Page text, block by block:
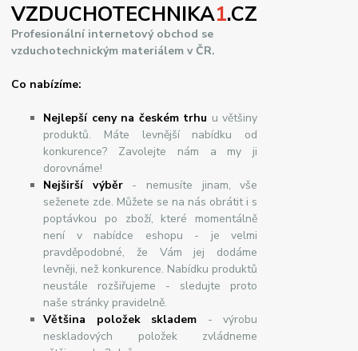
VZDUCHOTECHNIKA1.CZ
Profesionální internetový obchod se
vzduchotechnickým materiálem v ČR.
Co nabízíme:
Nejlepší ceny na českém trhu u většiny
produktů. Máte levnější nabídku od
konkurence? Zavolejte nám a my ji
dorovnáme!
Nejširšívýběr- nemusíte jinam, vše
seženete zde. Můžete se na nás obrátit i s
poptávkou po zboží, které momentálně
není v nabídce eshopu - je velmi
pravděpodobné, že Vám jej dodáme
levněji, než konkurence. Nabídku produktů
neustále rozšiřujeme - sledujte proto
naše stránky pravidelně.
Většina položek skladem - výrobu
neskladových položek zvládneme